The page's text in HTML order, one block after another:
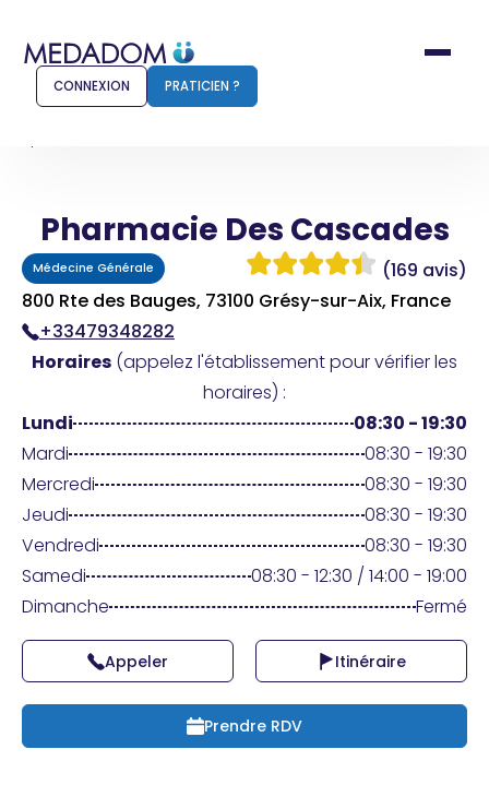
Comment ça marche ?
Pour les patients
Pharmacien
Connexion
Praticien ?
CONNEXION PRATICIEN ?
Pharmacie Des Cascades
Médecine Générale
(169 avis)
800 Rte des Bauges, 73100 Grésy-sur-Aix, France
+33479348282
Horaires (appelez l'établissement pour vérifier les
horaires) :
Lundi
08:30 - 19:30
Mardi
08:30 - 19:30
Mercredi
08:30 - 19:30
Jeudi
08:30 - 19:30
Vendredi
08:30 - 19:30
Samedi
08:30 - 12:30 / 14:00 - 19:00
Dimanche
Fermé
Appeler Itinéraire
Prendre RDV